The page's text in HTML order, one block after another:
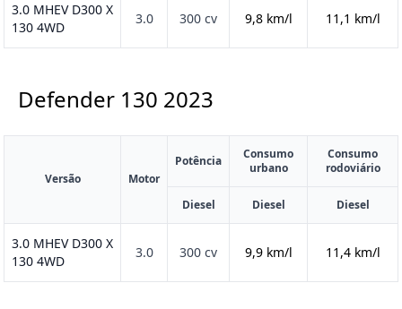
3.0 MHEV D300 X
130 4WD
3.0 300 cv 9,8 km/l 11,1 km/l
Defender 130 2023
Versão Motor
Potência
Consumo
urbano
Consumo
rodoviário
Diesel Diesel Diesel
3.0 MHEV D300 X
130 4WD
3.0 300 cv 9,9 km/l 11,4 km/l